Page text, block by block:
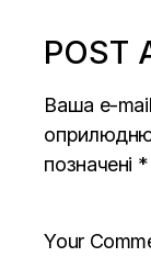
POST
Ваша e-
позначені *